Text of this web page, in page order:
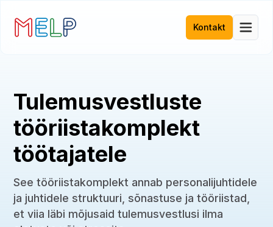
Kontakt
Tulemusvestluste
tööriistakomplekt
töötajatele
See tööriistakomplekt annab personalijuhtidele
ja juhtidele struktuuri, sõnastuse ja tööriistad,
et viia läbi mõjusaid tulemusvestlusi ilma